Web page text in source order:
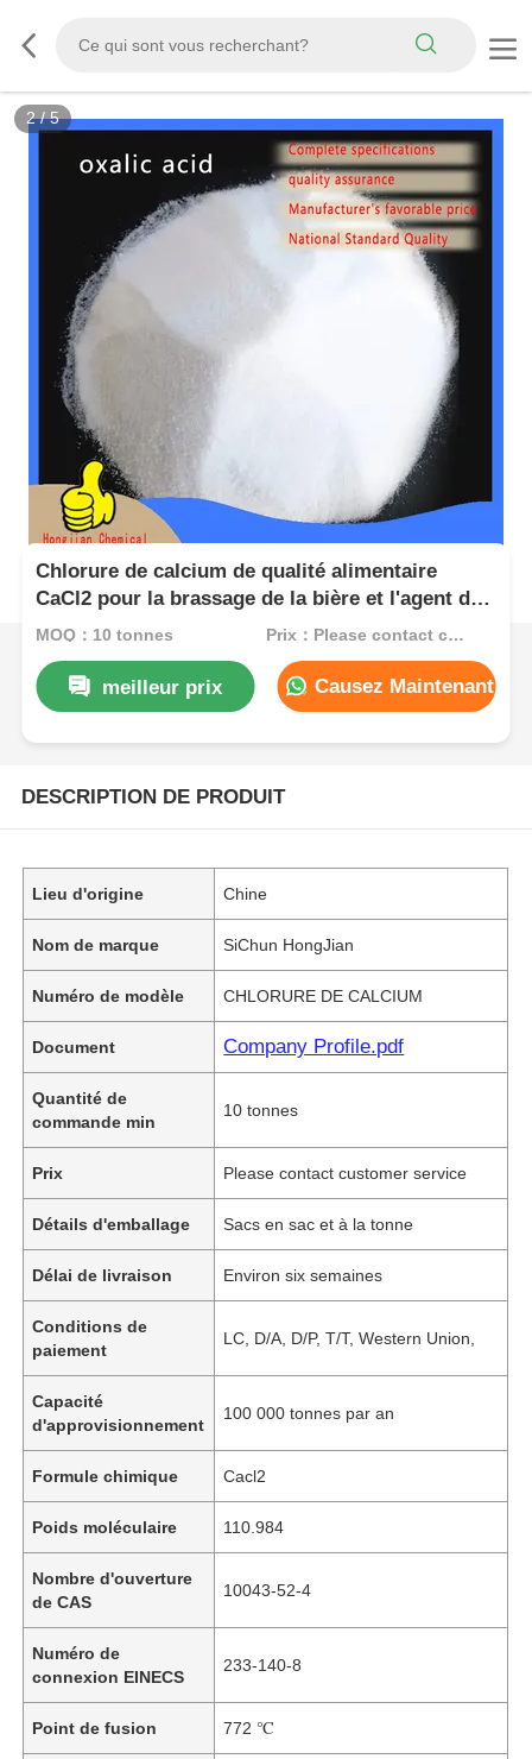
2/5
Chlorure de calcium de qualité alimentaire
CaCl2 pour la brassage de la bière et l'agent de
fermeture des aliments en conserve
MOQ：10 tonnes Prix：Please contact customer service
meilleur prix Causez Maintenant
DESCRIPTION DE PRODUIT
Lieu d'origine Chine
Nom de marque SiChun HongJian
Numéro de modèle CHLORURE DE CALCIUM
Document Company Profile.pdf
Quantité de
commande min
10 tonnes
Prix Please contact customer service
Détails d'emballage Sacs en sac et à la tonne
Délai de livraison Environ six semaines
Conditions de
paiement
LC, D/A, D/P, T/T, Western Union,
Capacité
d'approvisionnement
100 000 tonnes par an
Formule chimique Cacl2
Poids moléculaire 110.984
Nombre d'ouverture
de CAS
10043-52-4
Numéro de
connexion EINECS
233-140-8
Point de fusion 772 ℃